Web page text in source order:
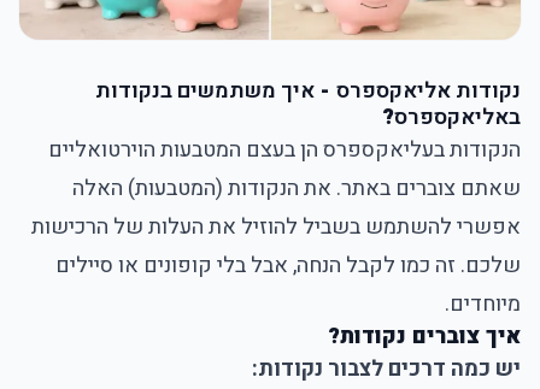
נקודות אליאקספרס - איך משתמשים בנקודות
באליאקספרס?
הנקודות בעליאקספרסהן בעצם המטבעות הוירטואליים
שאתם צוברים באתר. את הנקודות (המטבעות) האלה
אפשרי להשתמש בשביל להוזיל את העלות של הרכישות
שלכם. זה כמו לקבל הנחה, אבל בלי קופונים או סיילים
מיוחדים.
איך צוברים נקודות?
יש כמה דרכים לצבור נקודות: